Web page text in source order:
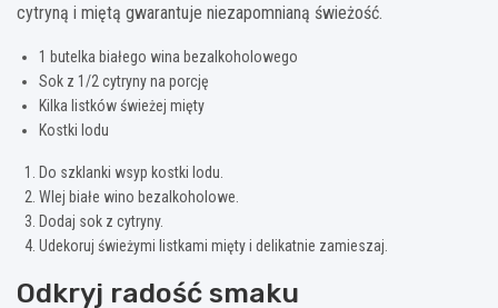
cytryną i miętą gwarantuje niezapomnianą świeżość.
1 butelka białego wina bezalkoholowego
Sok z 1/2 cytryny na porcję
Kilka listków świeżej mięty
Kostki lodu
Do szklanki wsyp kostki lodu.
Wlej białe wino bezalkoholowe.
Dodaj sok z cytryny.
Udekoruj świeżymi listkami mięty i delikatnie zamieszaj.
Odkryj radość smaku